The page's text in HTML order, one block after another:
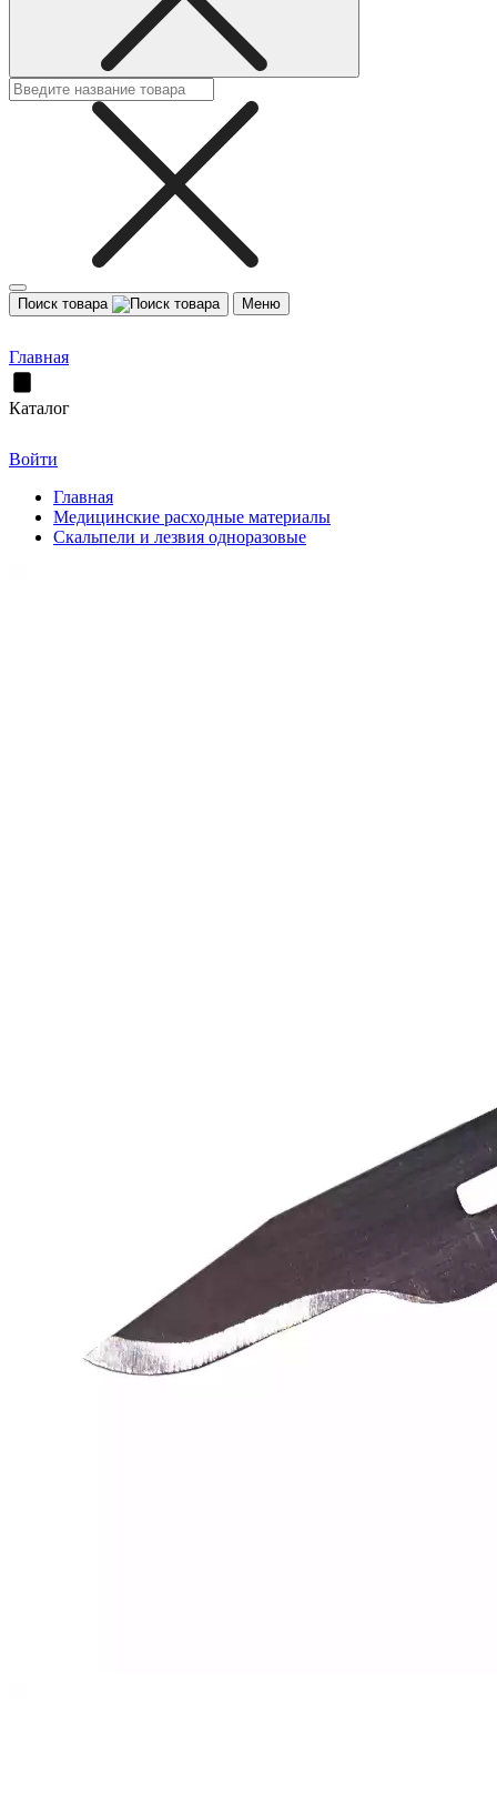
Поиск товара Меню
Главная
Каталог
Войти
Главная
Медицинские расходные материалы
Скальпели и лезвия одноразовые